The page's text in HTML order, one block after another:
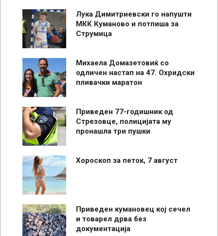
Лука Димитриевски го напушти
МКК Куманово и потпиша за
Струмица
Михаела Домазетовиќ со
одличен настап на 47. Охридски
пливачки маратон
Приведен 77-годишник од
Стрезовце, полицијата му
пронашла три пушки
Хороскоп за петок, 7 август
Приведен кумановец кој сечел
и товарел дрва без
документација